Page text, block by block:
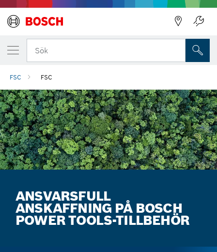
Sök
FSC FSC
ANSVARSFULL
ANSKAFFNING PÅ BOSCH
POWER TOOLS-TILLBEHÖR